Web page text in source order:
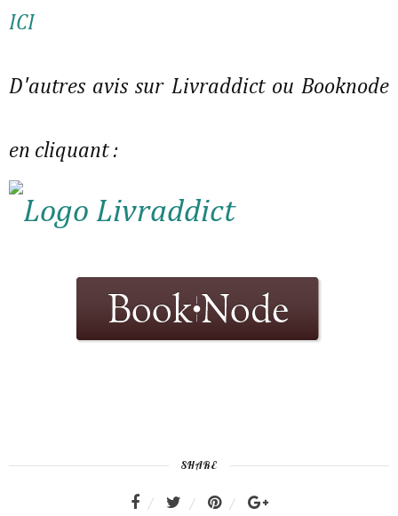
ICI
D'autres avis sur Livraddict ou Booknode
en cliquant :
SHARE